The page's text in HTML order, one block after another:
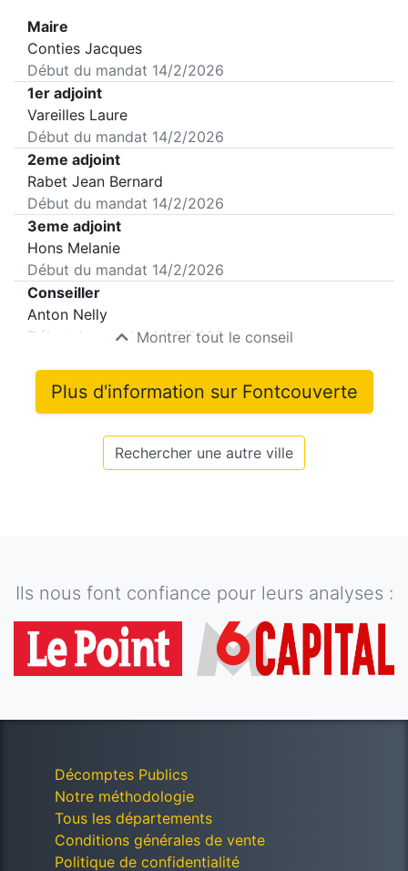
Maire
Conties Jacques
Début du mandat 14/2/2026
1er adjoint
Vareilles Laure
Début du mandat 14/2/2026
2eme adjoint
Rabet Jean Bernard
Début du mandat 14/2/2026
3eme adjoint
Hons Melanie
Début du mandat 14/2/2026
Conseiller
Anton Nelly
Début du mandat14/2/2026
Montrer tout le conseil
Plus d'information sur Fontcouverte
Rechercher une autre ville
Ils nous font confiance pour leurs analyses :
Décomptes Publics
Notre méthodologie
Tous les départements
Conditions générales de vente
Politique de confidentialité